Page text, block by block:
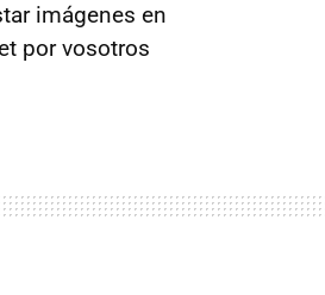
imágenes en
por vosotros